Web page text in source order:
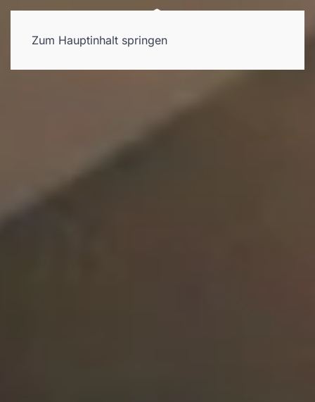
Zum Hauptinhalt springen